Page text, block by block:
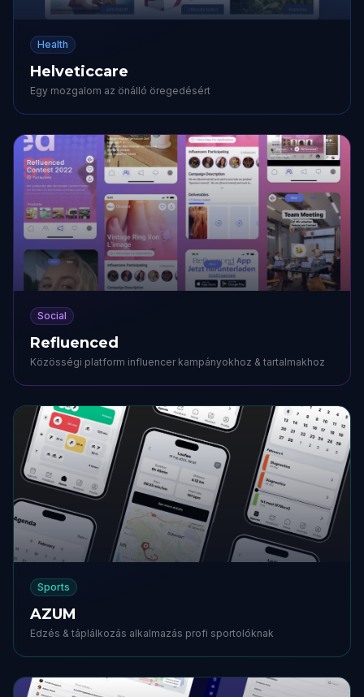
Health
Helveticcare
Egy mozgalom az önálló öregedésért
Social
Refluenced
Közösségi platform influencer kampányokhoz & tartalmakhoz
Sports
AZUM
Edzés & táplálkozás alkalmazás profi sportolóknak